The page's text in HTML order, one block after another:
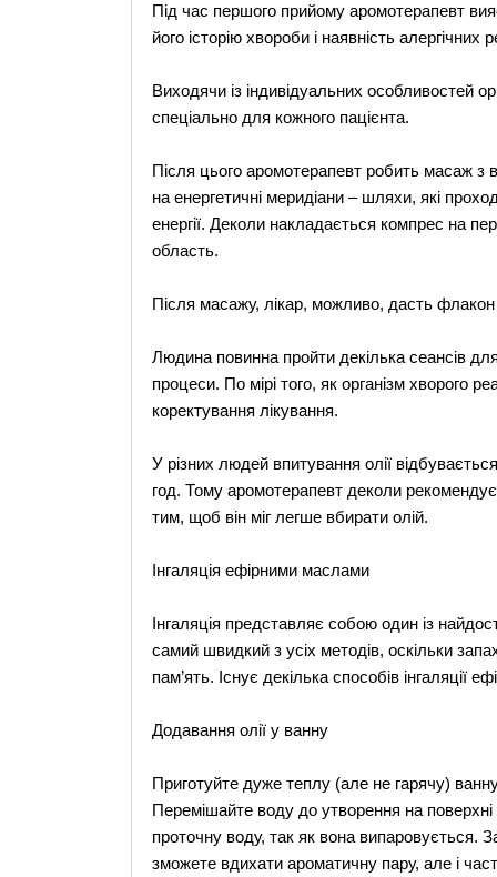
Під час першого прийому аромотерапевт
його історію хвороби і наявність алергічних
Виходячи із індивідуальних особливостей
спеціально для кожного пацієнта.
Після цього аромотерапевт робить масаж з
на енергетичні меридіани – шляхи, які
енергії. Деколи накладається компрес на
область.
Після масажу, лікар, можливо, дасть
Людина повинна пройти декілька сеансів
процеси. По мірі того, як організм хворого
коректування лікування.
У різних людей впитування олії
год. Тому аромотерапевт деколи рекомендує
тим, щоб він міг легше вбирати олій.
Інгаляція ефірними маслами
Інгаляція представляє собою один із
самий швидкий з усіх методів, оскільки
пам’ять. Існує декілька способів інгаляції
Додавання олії у ванну
Приготуйте дуже теплу (але не гарячу)
Перемішайте воду до утворення на
проточну воду, так як вона випаровується.
зможете вдихати ароматичну пару, але і